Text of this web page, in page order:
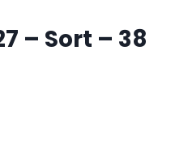
– Sort – 38